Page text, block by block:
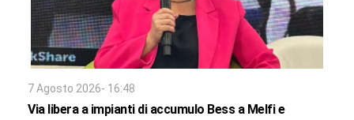
7 Agosto 2026- 16:48
Via libera a impianti di accumulo Bess a Melfi e